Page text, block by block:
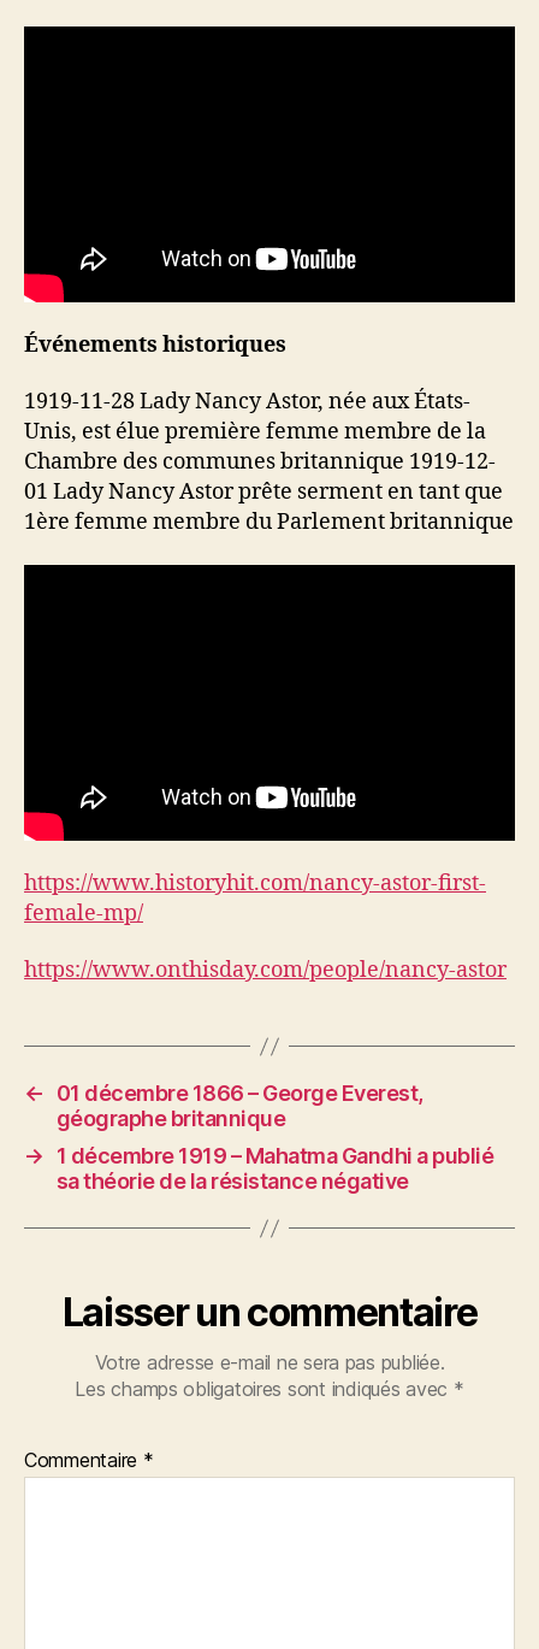
Événements historiques
1919-11-28 Lady Nancy Astor, née aux États-
Unis, est élue première femme membre de la
Chambre des communes britannique 1919-12-
01 Lady Nancy Astor prête serment en tant que
1ère femme membre du Parlement britannique
https://www.historyhit.com/nancy-astor-first-
female-mp/
https://www.onthisday.com/people/nancy-astor
←
01 décembre 1866 – George Everest,
géographe britannique
→
1 décembre 1919 – Mahatma Gandhi a publié
sa théorie de la résistance négative
Laisser un commentaire
Votre adresse e-mail ne sera pas publiée.
Les champs obligatoires sont indiqués avec *
Commentaire *